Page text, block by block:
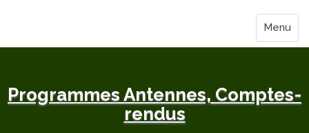
Menu
Programmes Antennes, Comptes-
rendus